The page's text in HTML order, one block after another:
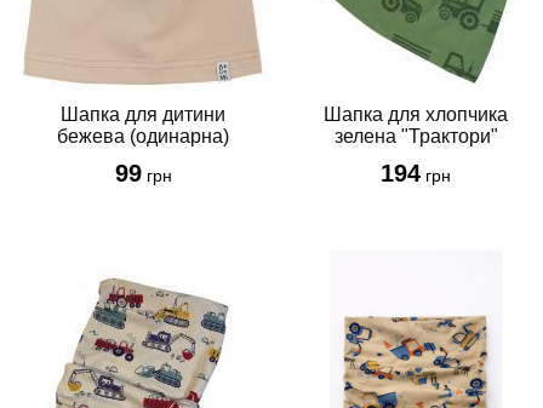
Шапка для дитини
бежева (одинарна)
99грн
Шапка для хлопчика
зелена "Трактори"
194 грн